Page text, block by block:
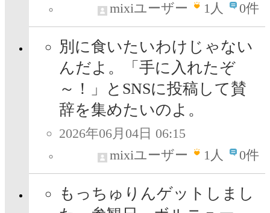
mixiユーザー
1人 0件
別に食いたいわけじゃない
んだよ。「手に入れたぞ
～！」とSNSに投稿して賛
辞を集めたいのよ。
2026年06月04日 06:15
mixiユーザー
1人 0件
もっちゅりんゲットしまし